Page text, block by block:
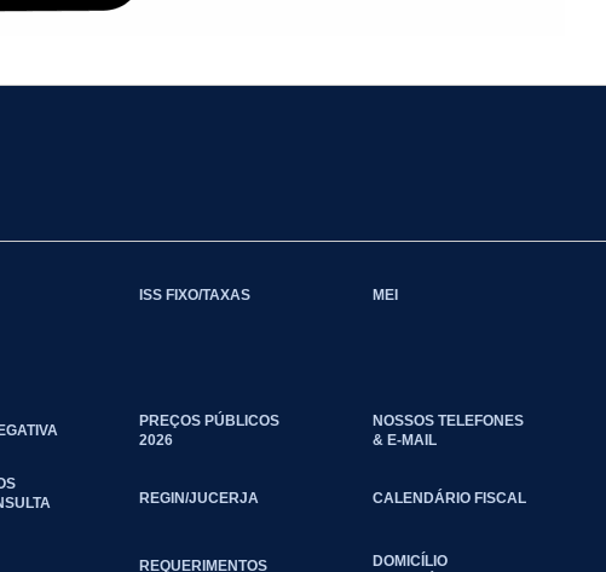
ISS FIXO/TAXAS MEI
PREÇOS PÚBLICOS
2026
NOSSOS TELEFONES
& E-MAIL
REGIN/JUCERJA CALENDÁRIO FISCAL
REQUERIMENTOS
DOMICÍLIO